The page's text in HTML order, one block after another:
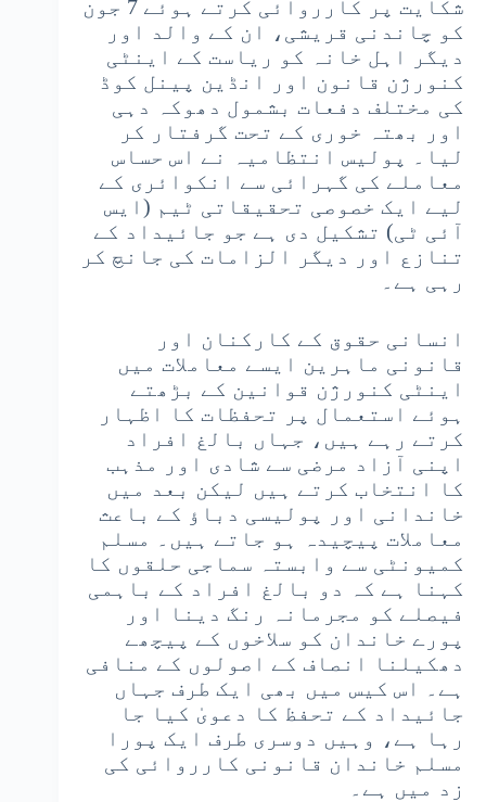
شکایت پر کارروائی کرتے ہوئے 7 جون
کو چاندنی قریشی، ان کے والد اور
دیگر اہل خانہ کو ریاست کے اینٹی
کنورژن قانون اور انڈین پینل کوڈ
کی مختلف دفعات بشمول دھوکہ دہی
اور بھتہ خوری کے تحت گرفتار کر
لیا۔ پولیس انتظامیہ نے اس حساس
معاملے کی گہرائی سے انکوائری کے
لیے ایک خصوصی تحقیقاتی ٹیم (ایس
آئی ٹی) تشکیل دی ہے جو جائیداد کے
تنازع اور دیگر الزامات کی جانچ کر
رہی ہے۔
انسانی حقوق کے کارکنان اور
قانونی ماہرین ایسے معاملات میں
اینٹی کنورژن قوانین کے بڑھتے
ہوئے استعمال پر تحفظات کا اظہار
کرتے رہے ہیں، جہاں بالغ افراد
اپنی آزاد مرضی سے شادی اور مذہب
کا انتخاب کرتے ہیں لیکن بعد میں
خاندانی اور پولیسی دباؤ کے باعث
معاملات پیچیدہ ہو جاتے ہیں۔ مسلم
کمیونٹی سے وابستہ سماجی حلقوں کا
کہنا ہے کہ دو بالغ افراد کے باہمی
فیصلے کو مجرمانہ رنگ دینا اور
پورے خاندان کو سلاخوں کے پیچھے
دھکیلنا انصاف کے اصولوں کے منافی
ہے۔ اس کیس میں بھی ایک طرف جہاں
جائیداد کے تحفظ کا دعویٰ کیا جا
رہا ہے، وہیں دوسری طرف ایک پورا
مسلم خاندان قانونی کارروائی کی
زد میں ہے۔